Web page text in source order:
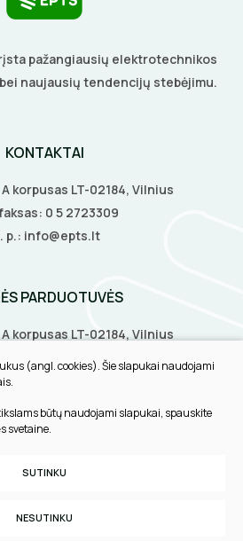
ĮRANKIAI
pažangiausių elektrotechnikos
naujausių tendencijų stebėjimu.
KONTAKTAI
korpusas LT-02184, Vilnius
0 5 2723309
p.: info@epts.lt
PARDUOTUVĖS
korpusas LT-02184, Vilnius
g. 8, LT-52168, Kaunas
LT-91108, Klaipėda
politika
(angl. cookies). Šie slapukai naudojami
būtų naudojami slapukai, spauskite
svetaine.
SUTINKU
NESUTINKU